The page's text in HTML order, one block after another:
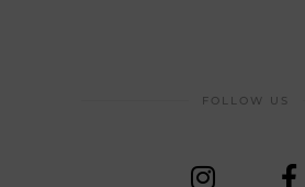
FOLLOW US